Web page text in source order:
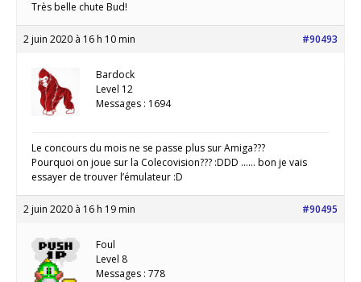
Très belle chute Bud!
2 juin 2020 à 16 h 10 min #90493
Bardock
Level 12
Messages : 1694
Le concours du mois ne se passe plus sur Amiga???
Pourquoi on joue sur la Colecovision??? :DDD …… bon je vais
essayer de trouver l’émulateur :D
2 juin 2020 à 16 h 19 min #90495
Foul
Level 8
Messages : 778